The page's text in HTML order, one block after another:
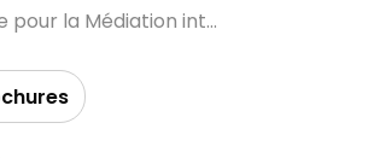
pour la Médiation int...